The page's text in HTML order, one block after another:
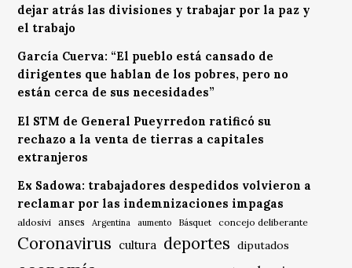
dejar atrás las divisiones y trabajar por la paz y
el trabajo
García Cuerva: “El pueblo está cansado de
dirigentes que hablan de los pobres, pero no
están cerca de sus necesidades”
El STM de General Pueyrredon ratificó su
rechazo a la venta de tierras a capitales
extranjeros
Ex Sadowa: trabajadores despedidos volvieron a
reclamar por las indemnizaciones impagas
aldosivi anses Argentina aumento Básquet concejo deliberante
Coronavirus cultura deportes diputados